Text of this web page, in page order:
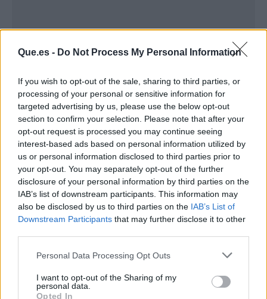
Que.es - Do Not Process My Personal Information
If you wish to opt-out of the sale, sharing to third parties, or
processing of your personal or sensitive information for
targeted advertising by us, please use the below opt-out
section to confirm your selection. Please note that after your
opt-out request is processed you may continue seeing
interest-based ads based on personal information utilized by
us or personal information disclosed to third parties prior to
your opt-out. You may separately opt-out of the further
disclosure of your personal information by third parties on the
IAB’s list of downstream participants. This information may
also be disclosed by us to third parties on the IAB’s List of
Downstream Participants that may further disclose it to other
Personal Data Processing Opt Outs
I want to opt-out of the Sharing of my
personal data.
Opted In
Publicidad